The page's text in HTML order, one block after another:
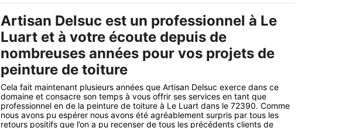
Artisan Delsuc est un professionnel à Le
Luart et à votre écoute depuis de
nombreuses années pour vos projets de
peinture de toiture
Cela fait maintenant plusieurs années que Artisan Delsuc exerce dans ce
domaine et consacre son temps à vous offrir ses services en tant que
professionnel en de la peinture de toiture à Le Luart dans le 72390. Comme
nous avons pu espérer nous avons été agréablement surpris par tous les
retours positifs que l’on a pu recenser de tous les précédents clients de